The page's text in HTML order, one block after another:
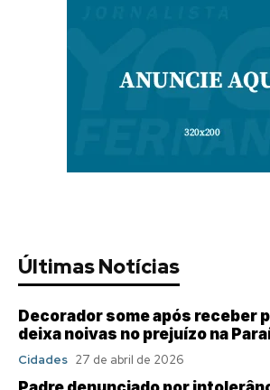
Últimas Notícias
Decorador some após receber
deixa noivas no prejuízo na
Cidades 27 de abril de 2026